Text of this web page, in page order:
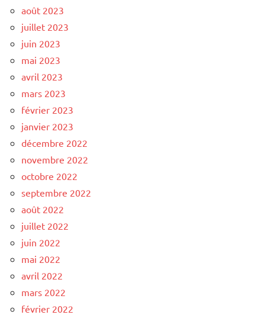
août 2023
juillet 2023
juin 2023
mai 2023
avril 2023
mars 2023
février 2023
janvier 2023
décembre 2022
novembre 2022
octobre 2022
septembre 2022
août 2022
juillet 2022
juin 2022
mai 2022
avril 2022
mars 2022
février 2022